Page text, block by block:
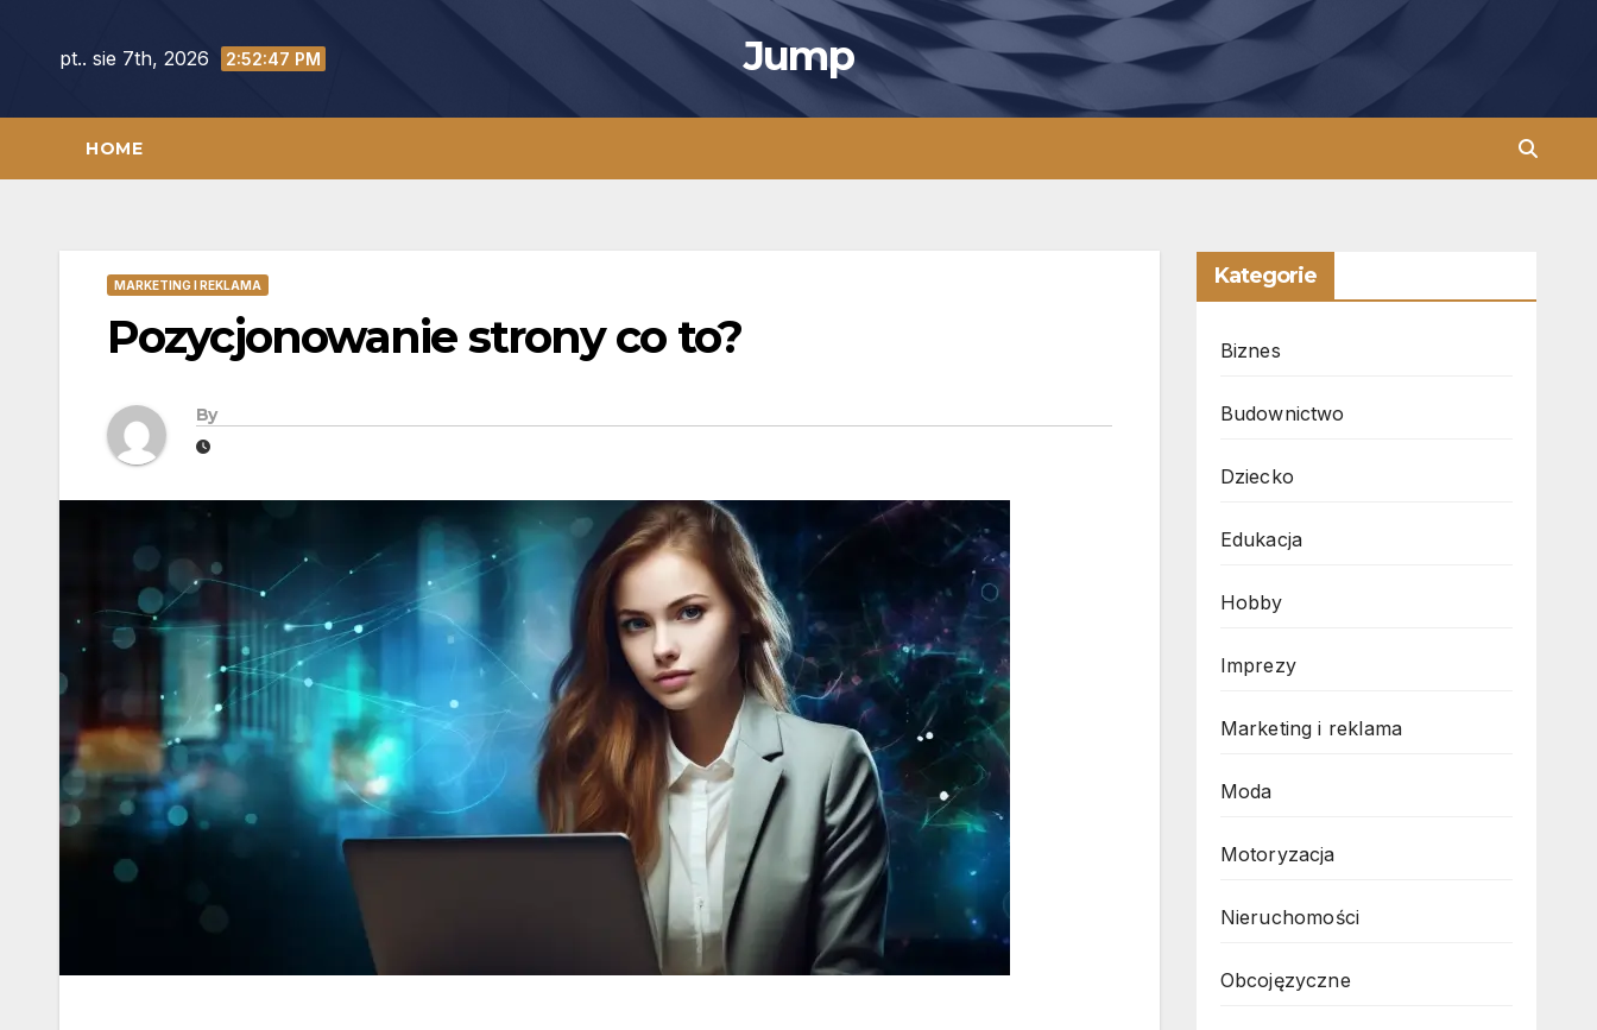
pt.. sie 7th, 2026 2:52:48 PM Jump
HOME
MARKETING I REKLAMA
Pozycjonowanie strony co to?
By
Kategorie
Biznes
Budownictwo
Dziecko
Edukacja
Hobby
Imprezy
Marketing i reklama
Moda
Motoryzacja
Nieruchomości
Obcojęzyczne